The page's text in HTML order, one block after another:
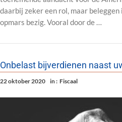
daarbij zeker een rol, maar beleggen
opmars bezig. Vooral door de …
Onbelast bijverdienen naast
22 oktober 2020 in : Fiscaal